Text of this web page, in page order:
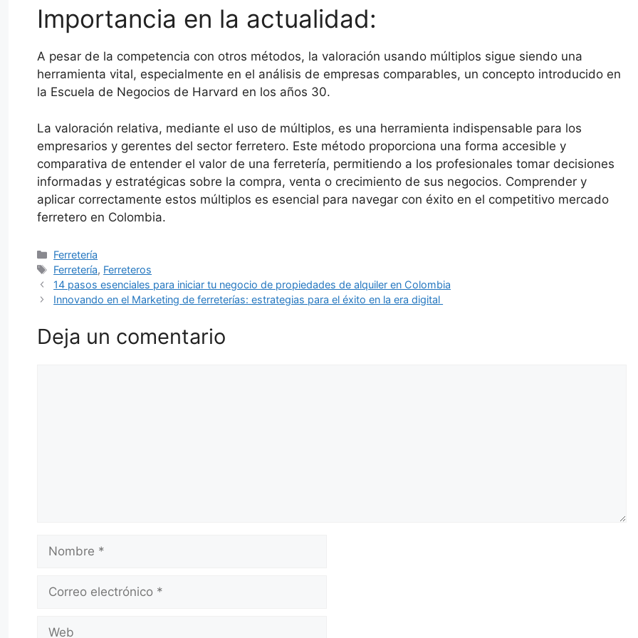
Importancia en la actualidad:
A pesar de la competencia con otros métodos, la valoración usando múltiplos sigue siendo una
herramienta vital, especialmente en el análisis de empresas comparables, un concepto introducido en
la Escuela de Negocios de Harvard en los años 30.
La valoración relativa, mediante el uso de múltiplos, es una herramienta indispensable para los
empresarios y gerentes del sector ferretero. Este método proporciona una forma accesible y
comparativa de entender el valor de una ferretería, permitiendo a los profesionales tomar decisiones
informadas y estratégicas sobre la compra, venta o crecimiento de sus negocios. Comprender y
aplicar correctamente estos múltiplos es esencial para navegar con éxito en el competitivo mercado
ferretero en Colombia.
Categorías
Ferretería
Etiquetas
Ferretería, Ferreteros
14 pasos esenciales para iniciar tu negocio de propiedades de alquiler en Colombia
Innovando en el Marketing de ferreterías: estrategias para el éxito en la era digital
Deja un comentario
Nombre
Correo
Web